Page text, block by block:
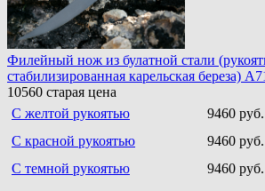
Филейный нож из булатной стали
стабилизированная карельская береза)
10560 старая цена
С желтой рукоятью
9460 руб.
С красной рукоятью
9460 руб.
С темной рукоятью
9460 руб.